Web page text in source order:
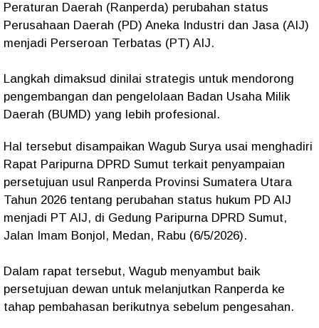
Peraturan Daerah (Ranperda) perubahan status
Perusahaan Daerah (PD) Aneka Industri dan Jasa (AIJ)
menjadi Perseroan Terbatas (PT) AIJ.
Langkah dimaksud dinilai strategis untuk mendorong
pengembangan dan pengelolaan Badan Usaha Milik
Daerah (BUMD) yang lebih profesional.
Hal tersebut disampaikan Wagub Surya usai menghadiri
Rapat Paripurna DPRD Sumut terkait penyampaian
persetujuan usul Ranperda Provinsi Sumatera Utara
Tahun 2026 tentang perubahan status hukum PD AIJ
menjadi PT AIJ, di Gedung Paripurna DPRD Sumut,
Jalan Imam Bonjol, Medan, Rabu (6/5/2026).
Dalam rapat tersebut, Wagub menyambut baik
persetujuan dewan untuk melanjutkan Ranperda ke
tahap pembahasan berikutnya sebelum pengesahan.